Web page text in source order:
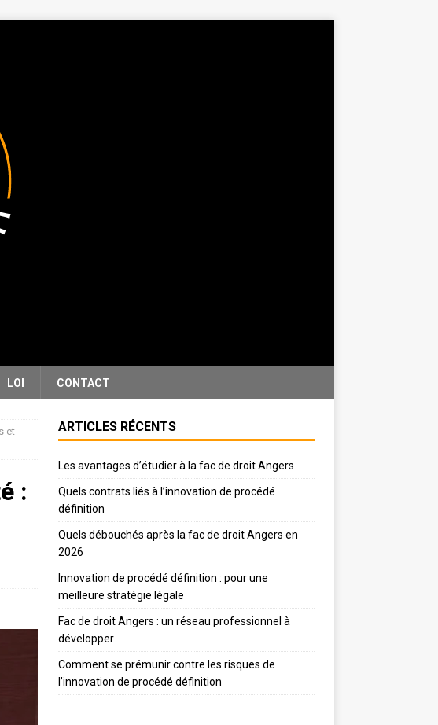
LOI CONTACT
et
:
ARTICLES RÉCENTS
Les avantages d’étudier à la fac de droit Angers
Quels contrats liés à l’innovation de procédé
définition
Quels débouchés après la fac de droit Angers en
2026
Innovation de procédé définition : pour une
meilleure stratégie légale
Fac de droit Angers : un réseau professionnel à
développer
Comment se prémunir contre les risques de
l’innovation de procédé définition